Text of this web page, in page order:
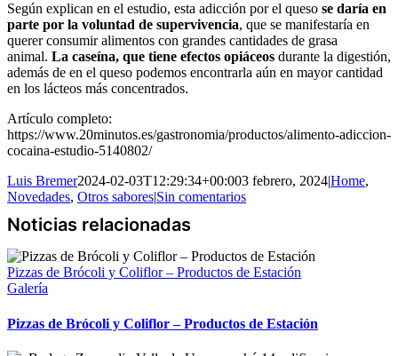
Según explican en el estudio, esta adicción por el queso se daría en
parte por la voluntad de supervivencia, que se manifestaría en
querer consumir alimentos con grandes cantidades de grasa
animal. La caseína, que tiene efectos opiáceos durante la digestión,
además de en el queso podemos encontrarla aún en mayor cantidad
en los lácteos más concentrados.
Artículo completo:
https://www.20minutos.es/gastronomia/productos/alimento-adiccion-
cocaina-estudio-5140802/
Luis Bremer2024-02-03T12:29:34+00:003 febrero, 2024|Home,
Novedades, Otros sabores|Sin comentarios
Pizzas de Brócoli y Coliflor – Productos de Estación
Galería
Pizzas de Brócoli y Coliflor – Productos de Estación